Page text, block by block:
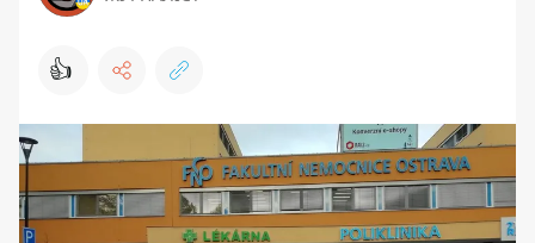
👍